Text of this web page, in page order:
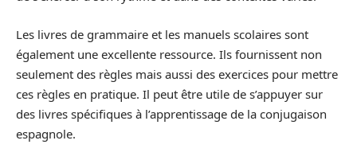
Les livres de grammaire et les manuels scolaires sont
également une excellente ressource. Ils fournissent non
seulement des règles mais aussi des exercices pour mettre
ces règles en pratique. Il peut être utile de s’appuyer sur
des livres spécifiques à l’apprentissage de la conjugaison
espagnole.